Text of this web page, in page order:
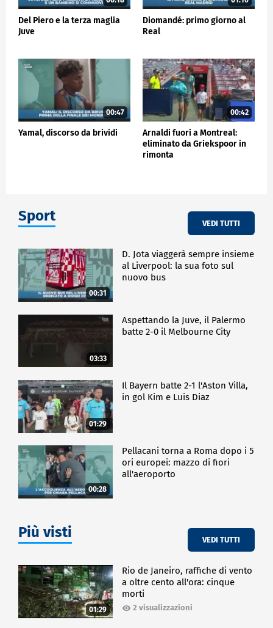
Del Piero e la terza maglia
Juve
Diomandé: primo giorno al
Real
00:47
Yamal, discorso da brividi
00:42
Arnaldi fuori a Montreal:
eliminato da Griekspoor in
rimonta
Sport VEDI TUTTI
00:31
D. Jota viaggerà sempre insieme
al Liverpool: la sua foto sul
nuovo bus
03:33
Aspettando la Juve, il Palermo
batte 2-0 il Melbourne City
01:29
Il Bayern batte 2-1 l'Aston Villa,
in gol Kim e Luis Diaz
00:28
Pellacani torna a Roma dopo i 5
ori europei: mazzo di fiori
all'aeroporto
Più visti VEDI TUTTI
01:29
Rio de Janeiro, raffiche di vento
a oltre cento all'ora: cinque
morti
2 visualizzazioni